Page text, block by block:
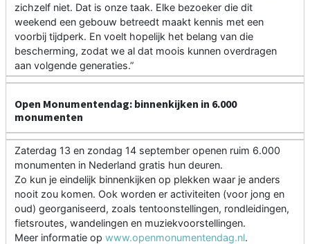
zichzelf niet. Dat is onze taak. Elke bezoeker die dit
weekend een gebouw betreedt maakt kennis met een
voorbij tijdperk. En voelt hopelijk het belang van die
bescherming, zodat we al dat moois kunnen overdragen
aan volgende generaties.”
Open Monumentendag: binnenkijken in 6.000
monumenten
Zaterdag 13 en zondag 14 september openen ruim 6.000
monumenten in Nederland gratis hun deuren.
Zo kun je eindelijk binnenkijken op plekken waar je anders
nooit zou komen. Ook worden er activiteiten (voor jong en
oud) georganiseerd, zoals tentoonstellingen, rondleidingen,
fietsroutes, wandelingen en muziekvoorstellingen.
Meer informatie op www.openmonumentendag.nl.